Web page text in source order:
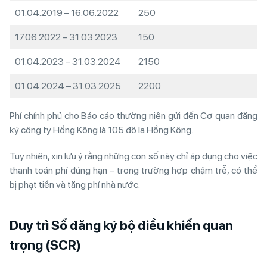
01.04.2019 – 16.06.2022 250
17.06.2022 – 31.03.2023 150
01.04.2023 – 31.03.2024 2150
01.04.2024 – 31.03.2025 2200
Phí chính phủ cho Báo cáo thường niên gửi đến Cơ quan đăng
ký công ty Hồng Kông là 105 đô la Hồng Kông.
Tuy nhiên, xin lưu ý rằng những con số này chỉ áp dụng cho việc
thanh toán phí đúng hạn – trong trường hợp chậm trễ, có thể
bị phạt tiền và tăng phí nhà nước.
Duy trì Sổ đăng ký bộ điều khiển quan
trọng (SCR)